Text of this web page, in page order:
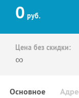
0 руб.
Цена без скидки:
∞
Основное